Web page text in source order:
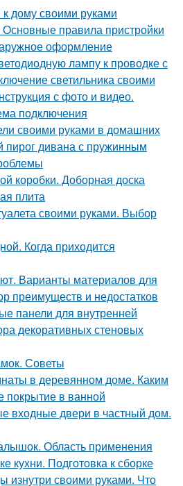
дому своими руками
правила пристройки
оформление
лампу к проводке с
светильника своими
с фото и видео.
подключения
своими руками в домашних
пирог дивана с пружинным
коробки. Доборная доска
плита
своими руками. Выбор
Когда приходится
Варианты материалов для
преимуществ и недостатков
панели для внутренней
декоративных стеновых
Советы
в деревянном доме. Каким
покрытие в ванной
входные двери в частный дом.
Область применения
кухни. Подготовка к сборке
изнутри своими руками. Что